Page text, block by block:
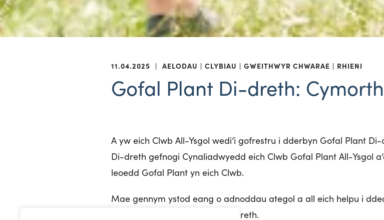
11.04.2025 | AELODAU CLYBIAU GWEITHWYR CHWARAE RHIENI
Gofal Plant Di-dreth:
A yw eich Clwb All-Ysgol wedi’i gofrestru i dderbyn Gofal Plant
Di-dreth gefnogi Cynaliadwyedd eich Clwb Gofal Plant All-Ysgol
leoedd Gofal Plant yn eich Clwb.
Mae gennym ystod eang o adnoddau ategol a all eich helpu i
bod yn derbyn Gofal Plant Di-dreth.